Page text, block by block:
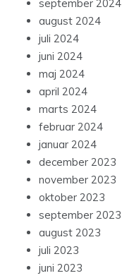
september 2024
august 2024
juli 2024
juni 2024
maj 2024
april 2024
marts 2024
februar 2024
januar 2024
december 2023
november 2023
oktober 2023
september 2023
august 2023
juli 2023
juni 2023